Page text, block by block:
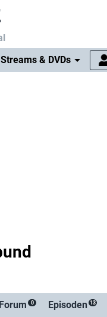
Streams & DVDs
Forum 0 Episoden 13